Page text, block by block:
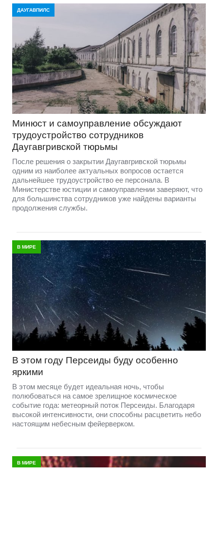
Содержание одного заключенного в Латвии в прошлом
году обходилось государству в среднем в 62,08 евро в
сутки, что составляет около 1888 евро в месяц. По
данным Управления мест заключения, за год расходы на
одного заключенного увеличились на 8,3%.
ЛАТВИЯ
Шо, опять?! В следующем году зарплаты
руководства страны снова вырастут
президента, министров, депутатов Сейма и ряда других
высокопоставленных должностных лиц. Новые и очень
приятные суммы для народных избранников уже
опубликованы Государственной канцелярией.
ЛАТВИЯ
Без нас не обойдутся: Латвия намерена
отправить минеров в Ормузский пролив
разблокированию Ормузского пролива и полна
решимости направить туда наших военных для участия
в операциях по его разминированию.